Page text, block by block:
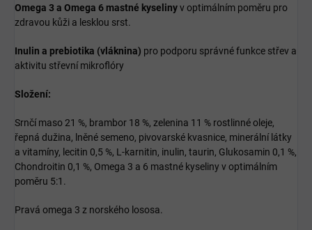
Omega 3 a Omega 6 mastné kyselinyv optimálním poměru pro
zdravou kůži a lesklou srst.
Inulin a prebiotika (vláknina) pro podporu správné funkce střev a
aktivitu střevní mikroflóry
Složení:
Srnčí maso 21 %, brambor 18 %, zelenina 11 % rostlinné oleje,
řepná dužina, lněné semeno, pivovarské kvasnice, minerální látky
a vitamíny, lecitin 0,5 %, L-karnitin, inulin, taurin, Glukosamin 0,1 %,
Chondroitin 0,1 %, Omega 3 a 6 mastné kyseliny v optimálním
poměru 5:1.
Pravá omega 3 z norského lososa.